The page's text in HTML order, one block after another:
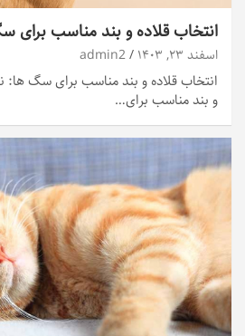
انتخاب قلاده و بند مناسب
اسفند ۲۳, ۱۴۰۳ admin2
انتخاب قلاده و بند مناسب برای سگ ها:
و بند مناسب برای…